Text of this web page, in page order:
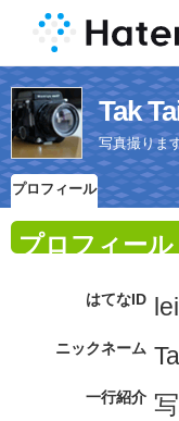
Tak
写真撮りま
プロフィール
プロフィール
はてなID
ニックネーム
一行紹介